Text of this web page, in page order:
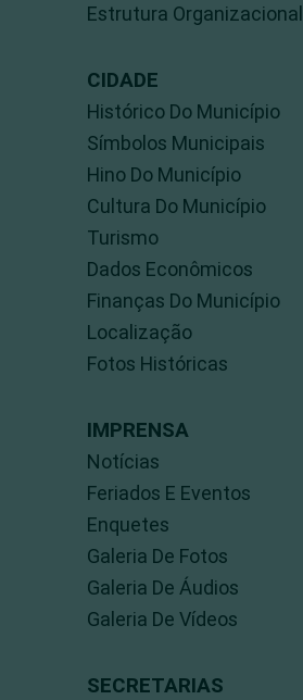
Estrutura Organizacional
CIDADE
Histórico Do Município
Símbolos Municipais
Hino Do Município
Cultura Do Município
Turismo
Dados Econômicos
Finanças Do Município
Localização
Fotos Históricas
IMPRENSA
Notícias
Feriados E Eventos
Enquetes
Galeria De Fotos
Galeria De Áudios
Galeria De Vídeos
SECRETARIAS